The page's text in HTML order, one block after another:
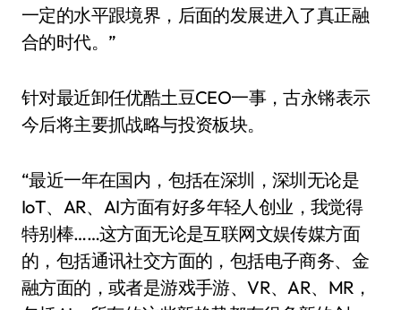
一定的水平跟境界，后面的发展进入了真正融
合的时代。”
针对最近卸任优酷土豆CEO一事，古永锵表示
今后将主要抓战略与投资板块。
“最近一年在国内，包括在深圳，深圳无论是
IoT、AR、AI方面有好多年轻人创业，我觉得
特别棒……这方面无论是互联网文娱传媒方面
的，包括通讯社交方面的，包括电子商务、金
融方面的，或者是游戏手游、VR、AR、MR，